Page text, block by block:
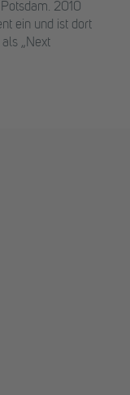
2010
ein und ist dort
„Next